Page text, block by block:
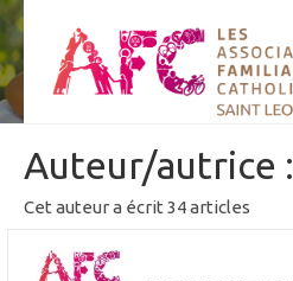
Skip
to
content
Auteur/autrice :
Cet auteur a écrit 34 articles